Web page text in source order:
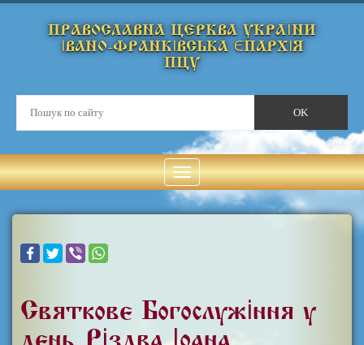
ПРАВОСЛАВНА ЦЕРКВА УКРАЇНИ
ІВАНО-ФРАНКІВСЬКА ЄПАРХІЯ
ПЦУ
Святкове Богослужіння у